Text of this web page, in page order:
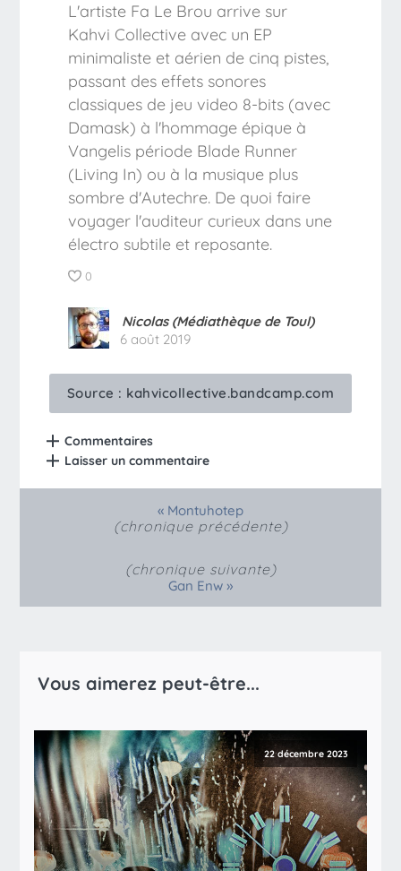
L'artiste Fa Le Brou arrive sur
Kahvi Collective avec un EP
minimaliste et aérien de cinq pistes,
passant des effets sonores
classiques de jeu video 8-bits (avec
Damask) à l'hommage épique à
Vangelis période Blade Runner
(Living In) ou à la musique plus
sombre d'Autechre. De quoi faire
voyager l'auditeur curieux dans une
électro subtile et reposante.
0
Nicolas (Médiathèque de Toul)
6 août 2019
Source : kahvicollective.bandcamp.com
Commentaires
Laisser un commentaire
« Montuhotep
(chronique précédente)
(chronique suivante)
Gan Enw »
Vous aimerez peut-être...
22 décembre 2023